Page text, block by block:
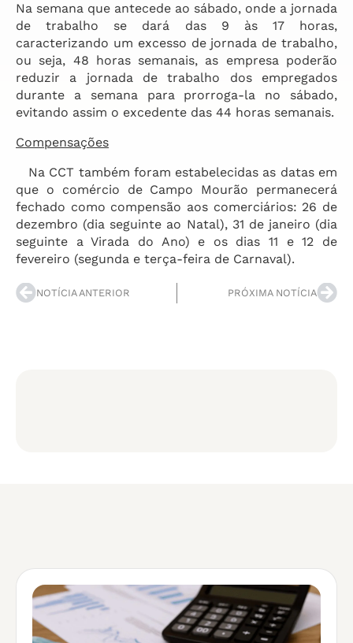
Na semana que antecede ao sábado, onde a jornada
de trabalho se dará das 9 às 17 horas,
caracterizando um excesso de jornada de trabalho,
ou seja, 48 horas semanais, as empresa poderão
reduzir a jornada de trabalho dos empregados
durante a semana para prorroga-la no sábado,
evitando assim o excedente das 44 horas semanais.
Compensações
Na CCT também foram estabelecidas as datas em
que o comércio de Campo Mourão permanecerá
fechado como compensão aos comerciários: 26 de
dezembro (dia seguinte ao Natal), 31 de janeiro (dia
seguinte a Virada do Ano) e os dias 11 e 12 de
fevereiro (segunda e terça-feira de Carnaval).
NOTÍCIA ANTERIOR PRÓXIMA NOTÍCIA